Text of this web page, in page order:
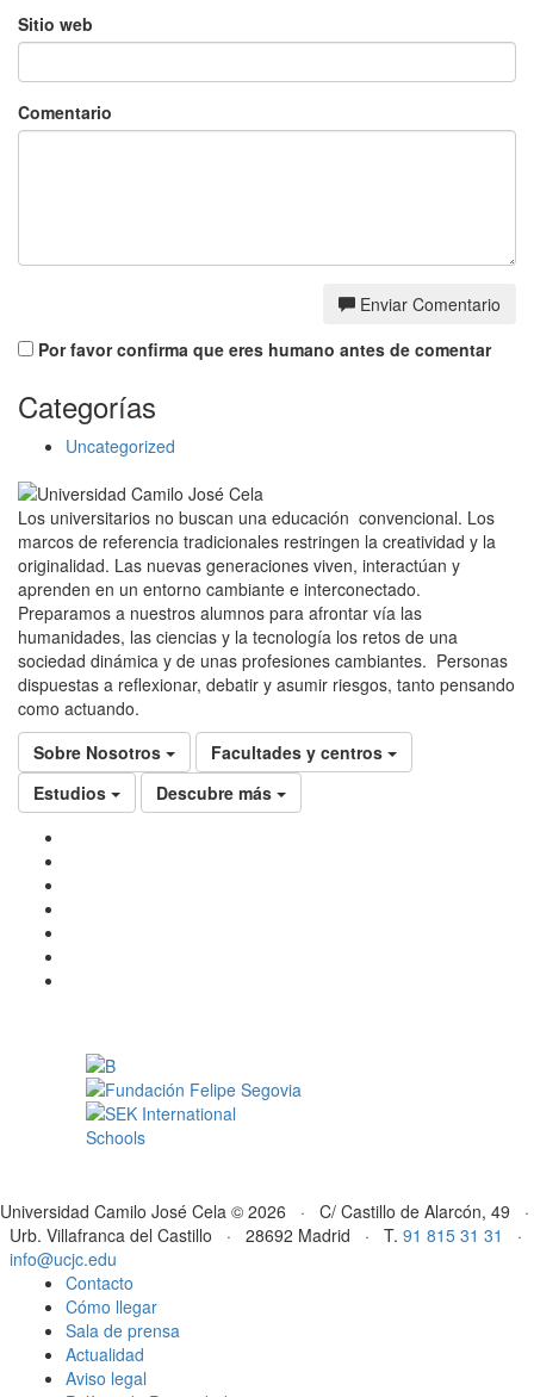
Sitio web
Comentario
Enviar Comentario
Por favor confirma que eres humano antes de comentar
Categorías
Uncategorized
Los universitarios no buscan una educación convencional. Los
marcos de referencia tradicionales restringen la creatividad y la
originalidad. Las nuevas generaciones viven, interactúan y
aprenden en un entorno cambiante e interconectado.
Preparamos a nuestros alumnos para afrontar vía las
humanidades, las ciencias y la tecnología los retos de una
sociedad dinámica y de unas profesiones cambiantes. Personas
dispuestas a reflexionar, debatir y asumir riesgos, tanto pensando
como actuando.
Sobre Nosotros
Facultades y centros
Estudios
Descubre más
Universidad Camilo José Cela © 2026 · C/ Castillo de Alarcón, 49 ·
Urb. Villafranca del Castillo · 28692 Madrid · T. 91 815 31 31
·
info@ucjc.edu
Contacto
Cómo llegar
Sala de prensa
Actualidad
Aviso legal